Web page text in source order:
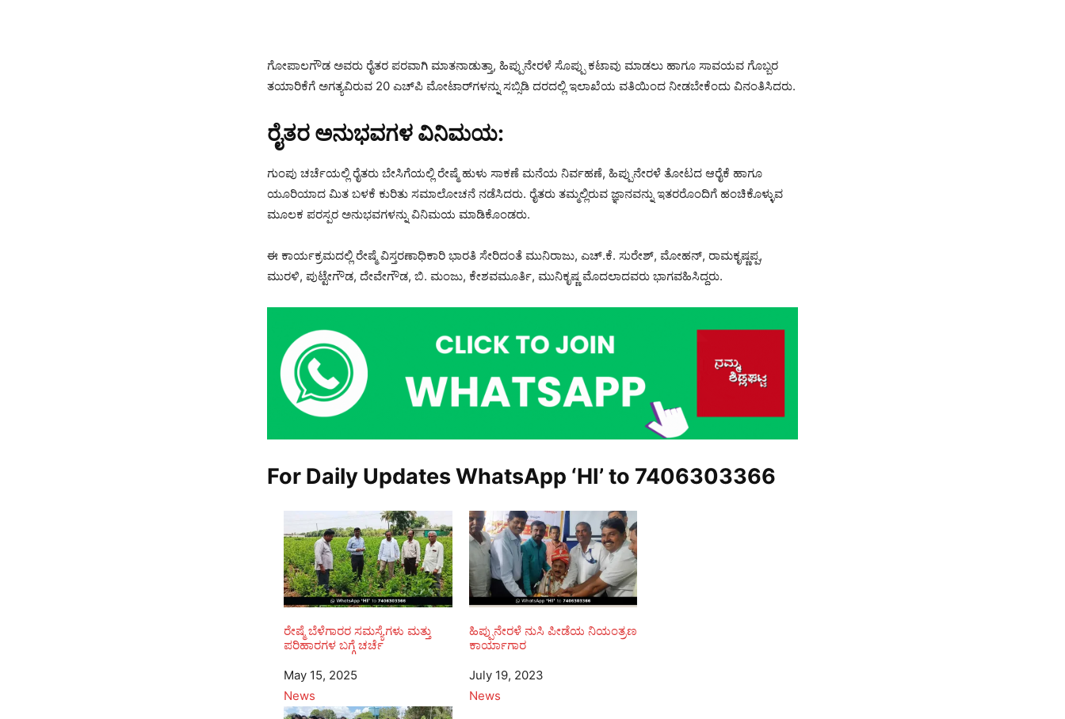
ಗೋಪಾಲಗೌಡ ಅವರು ರೈತರ ಪರವಾಗಿ ಮಾತನಾಡುತ್ತಾ, ಹಿಪ್ಪುನೇರಳೆ ಸೊಪ್ಪು ಕಟಾವು ಮಾಡಲು ಹಾಗೂ ಸಾವಯವ ಗೊಬ್ಬರ
ತಯಾರಿಕೆಗೆ ಅಗತ್ಯವಿರುವ 20 ಎಚ್‌ಪಿ ಮೋಟಾರ್‌ಗಳನ್ನು ಸಬ್ಸಿಡಿ ದರದಲ್ಲಿ ಇಲಾಖೆಯ ವತಿಯಿಂದ ನೀಡಬೇಕೆಂದು ವಿನಂತಿಸಿದರು.
ರೈತರ ಅನುಭವಗಳ ವಿನಿಮಯ:
ಗುಂಪು ಚರ್ಚೆಯಲ್ಲಿ ರೈತರು ಬೇಸಿಗೆಯಲ್ಲಿ ರೇಷ್ಮೆ ಹುಳು ಸಾಕಣೆ ಮನೆಯ ನಿರ್ವಹಣೆ, ಹಿಪ್ಪುನೇರಳೆ ತೋಟದ ಆರೈಕೆ ಹಾಗೂ
ಯೂರಿಯಾದ ಮಿತ ಬಳಕೆ ಕುರಿತು ಸಮಾಲೋಚನೆ ನಡೆಸಿದರು. ರೈತರು ತಮ್ಮಲ್ಲಿರುವ ಜ್ಞಾನವನ್ನು ಇತರರೊಂದಿಗೆ ಹಂಚಿಕೊಳ್ಳುವ
ಮೂಲಕ ಪರಸ್ಪರ ಅನುಭವಗಳನ್ನು ವಿನಿಮಯ ಮಾಡಿಕೊಂಡರು.
ಈ ಕಾರ್ಯಕ್ರಮದಲ್ಲಿ ರೇಷ್ಮೆ ವಿಸ್ತರಣಾಧಿಕಾರಿ ಭಾರತಿ ಸೇರಿದಂತೆ ಮುನಿರಾಜು, ಎಚ್.ಕೆ. ಸುರೇಶ್, ಮೋಹನ್, ರಾಮಕೃಷ್ಣಪ್ಪ,
ಮುರಳಿ, ಪುಟ್ಟೇಗೌಡ, ದೇವೇಗೌಡ, ಬಿ. ಮಂಜು, ಕೇಶವಮೂರ್ತಿ, ಮುನಿಕೃಷ್ಣ ಮೊದಲಾದವರು ಭಾಗವಹಿಸಿದ್ದರು.
For Daily Updates WhatsApp ‘HI’ to 7406303366
ರೇಷ್ಮೆ ಬೆಳೆಗಾರರ ಸಮಸ್ಯೆಗಳು ಮತ್ತು
ಪರಿಹಾರಗಳ ಬಗ್ಗೆ ಚರ್ಚೆ
Date
May 15, 2025
In relation to
News
ಹಿಪ್ಪುನೇರಳೆ ನುಸಿ ಪೀಡೆಯ ನಿಯಂತ್ರಣ
ಕಾರ್ಯಾಗಾರ
Date
July 19, 2023
In relation to
News